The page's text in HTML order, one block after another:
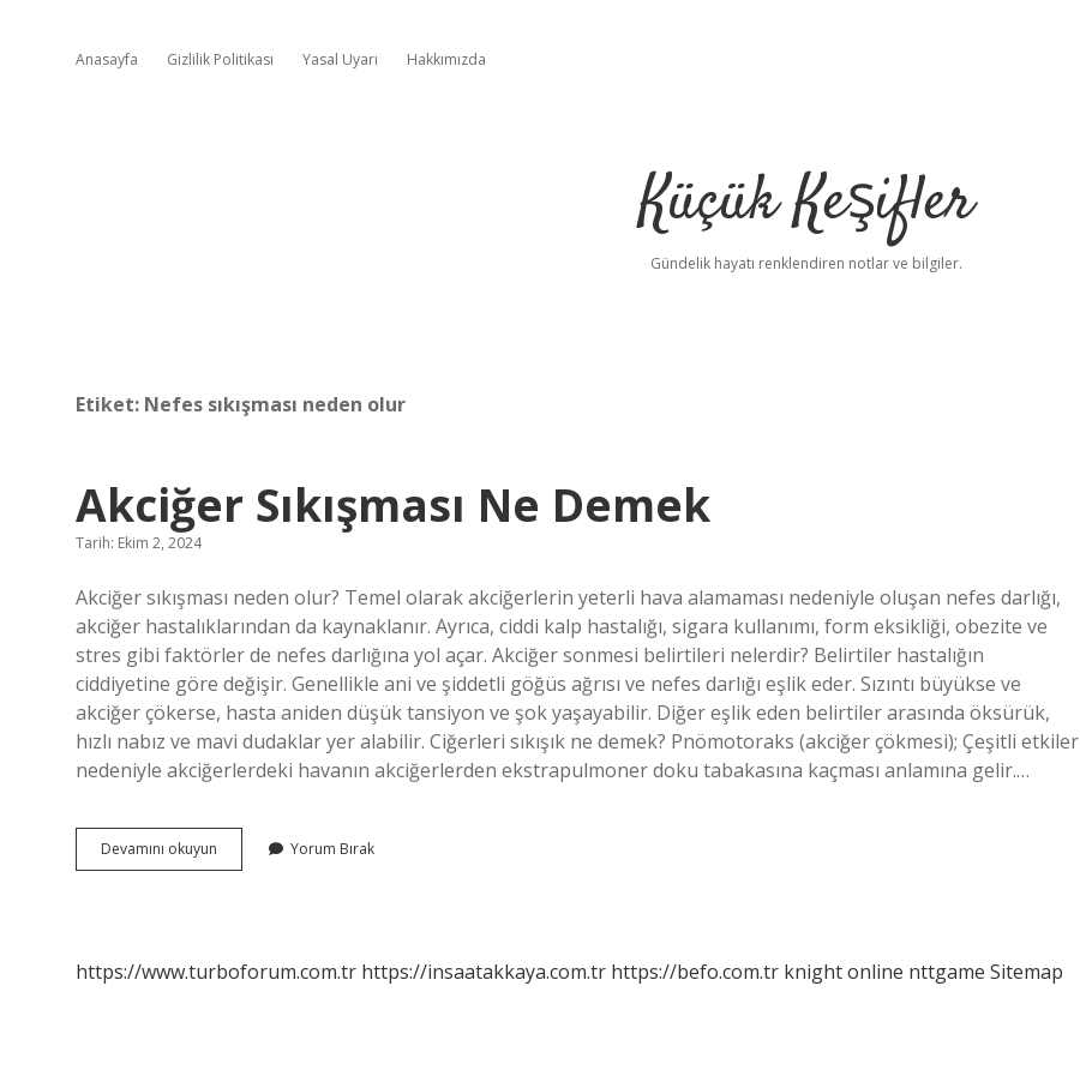
Anasayfa Gizlilik Politikası Yasal Uyarı Hakkımızda
Küçük Keşifler
Gündelik hayatı renklendiren notlar ve bilgiler.
Etiket: Nefes sıkışması neden olur
Akciğer Sıkışması Ne Demek
Tarih: Ekim 2, 2024
Akciğer sıkışması neden olur? Temel olarak akciğerlerin yeterli hava alamaması nedeniyle oluşan nefes darlığı,
akciğer hastalıklarından da kaynaklanır. Ayrıca, ciddi kalp hastalığı, sigara kullanımı, form eksikliği, obezite ve
stres gibi faktörler de nefes darlığına yol açar. Akciğer sonmesi belirtileri nelerdir? Belirtiler hastalığın
ciddiyetine göre değişir. Genellikle ani ve şiddetli göğüs ağrısı ve nefes darlığı eşlik eder. Sızıntı büyükse ve
akciğer çökerse, hasta aniden düşük tansiyon ve şok yaşayabilir. Diğer eşlik eden belirtiler arasında öksürük,
hızlı nabız ve mavi dudaklar yer alabilir. Ciğerleri sıkışık ne demek? Pnömotoraks (akciğer çökmesi); Çeşitli etkiler
nedeniyle akciğerlerdeki havanın akciğerlerden ekstrapulmoner doku tabakasına kaçması anlamına gelir.…
Devamını okuyun
Sıkışması
Yorum Bırak
https://www.turboforum.com.tr https://insaatakkaya.com.tr https://befo.com.tr knight online nttgame Sitemap